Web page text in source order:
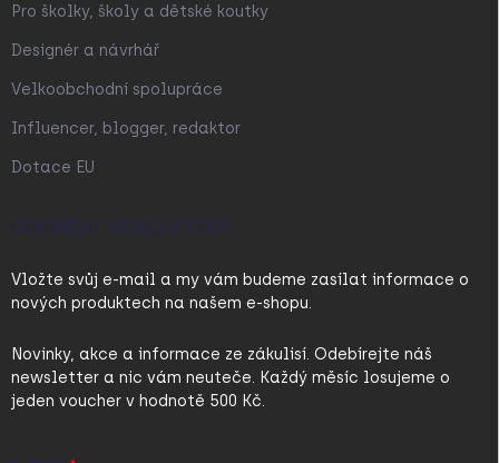
Pro školky, školy a dětské koutky
Designér a návrhář
Velkoobchodní spolupráce
Influencer, blogger, redaktor
Dotace EU
ODEBÍRAT NEWSLETTER
Vložte svůj e-mail a my vám budeme zasílat informace o
nových produktech na našem e-shopu.
Novinky, akce a informace ze zákulisí. Odebírejte náš
newsletter a nic vám neuteče. Každý měsíc losujeme o
jeden voucher v hodnotě 500 Kč.